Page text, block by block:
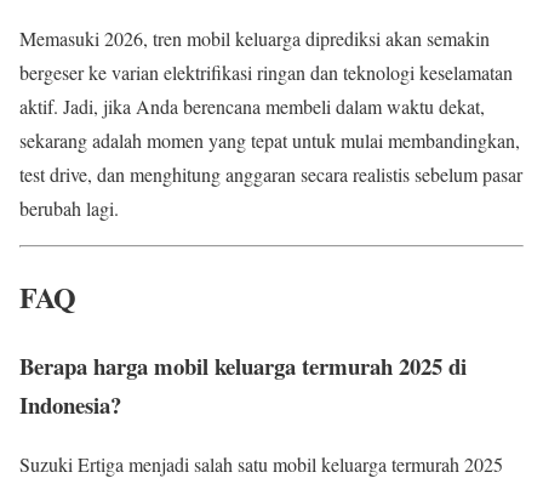
Memasuki 2026, tren mobil keluarga diprediksi akan semakin
bergeser ke varian elektrifikasi ringan dan teknologi keselamatan
aktif. Jadi, jika Anda berencana membeli dalam waktu dekat,
sekarang adalah momen yang tepat untuk mulai membandingkan,
test drive, dan menghitung anggaran secara realistis sebelum pasar
berubah lagi.
FAQ
Berapa harga mobil keluarga termurah 2025 di
Indonesia?
Suzuki Ertiga menjadi salah satu mobil keluarga termurah 2025